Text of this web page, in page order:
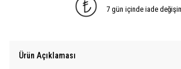
7 gün içinde iade
Ürün Açıklaması